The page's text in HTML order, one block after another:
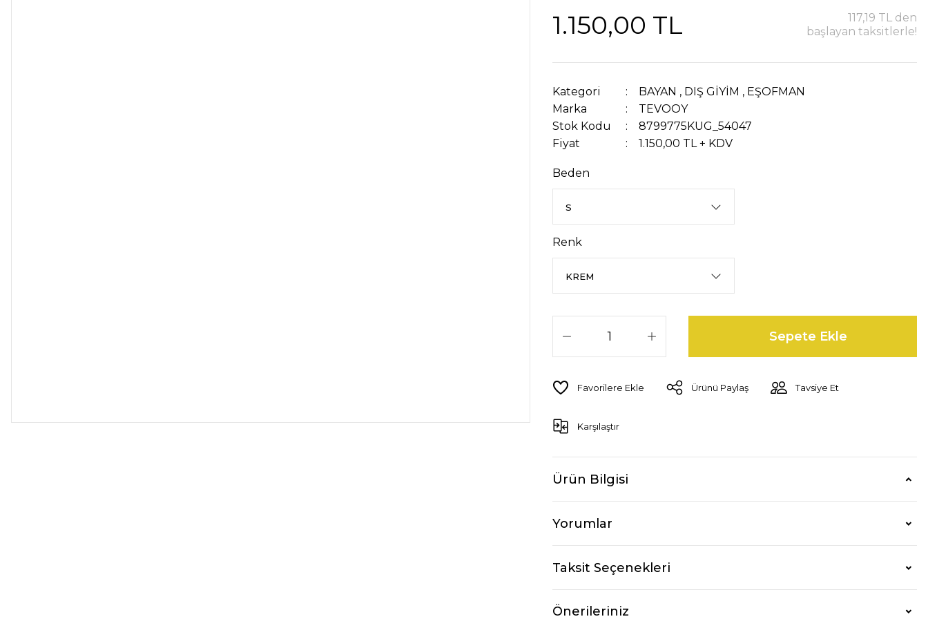
1.150,00 TL
117,19 TL den
başlayan taksitlerle!
Kategori BAYAN , DIŞ GİYİM , EŞOFMAN
Marka
TEVOOY
Stok Kodu
8799775KUG_54047
Fiyat
1.150,00 TL + KDV
Beden
Renk
Sepete Ekle
Ürünü Paylaş Tavsiye Et
Karşılaştır
Ürün Bilgisi
Yorumlar
Taksit Seçenekleri
Önerileriniz